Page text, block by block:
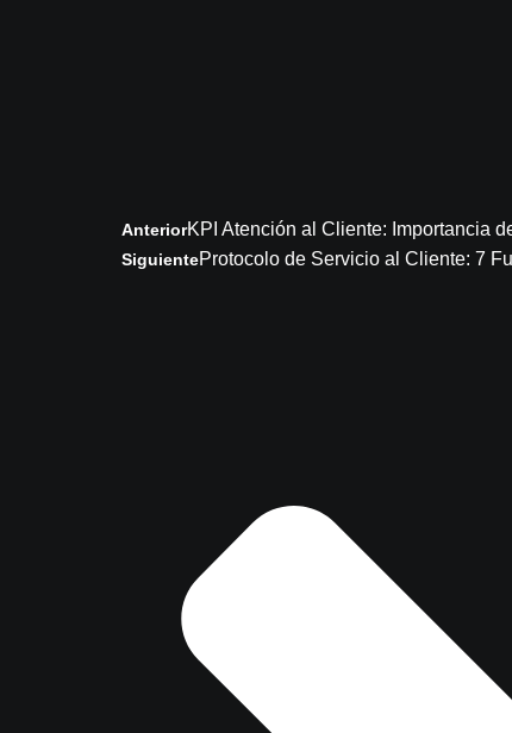
AnteriorKPI Atención al Cliente: Importancia
SiguienteProtocolo de Servicio al Cliente: 7